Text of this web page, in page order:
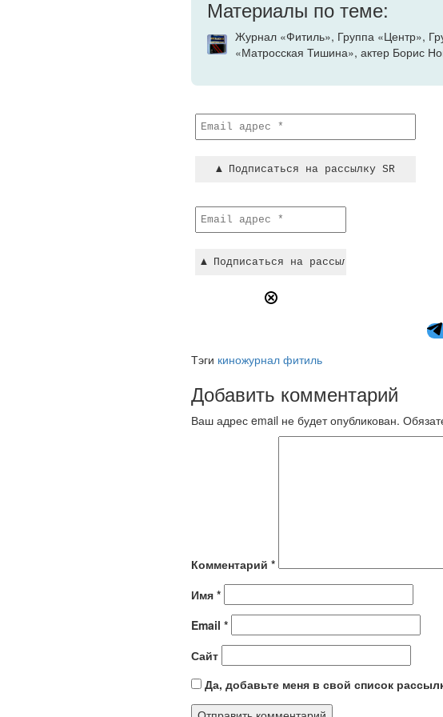
Материалы по теме:
Журнал «Фитиль», Группа «Центр»,
«Матросская Тишина», актер Борис
Тэги киножурнал фитиль
Добавить комментарий
Ваш адрес email не будет опубликован.
Комментарий *
Имя *
Email *
Сайт
Да, добавьте меня в свой список